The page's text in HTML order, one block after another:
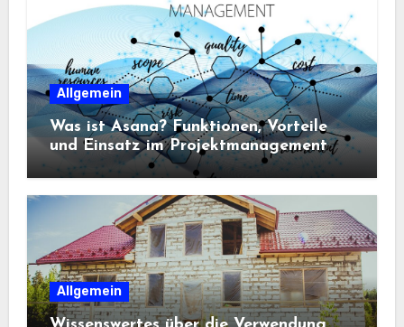
Allgemein
Was ist Asana? Funktionen, Vorteile
und Einsatz im Projektmanagement
Allgemein